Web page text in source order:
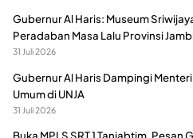
Gubernur Al Haris: Museum
Peradaban Masa Lalu Provinsi
31 Juli 2026
Gubernur Al Haris Dampingi
Umum di UNJA
31 Juli 2026
Buka MPLS SRT 1 Tanjabtim, Pesan